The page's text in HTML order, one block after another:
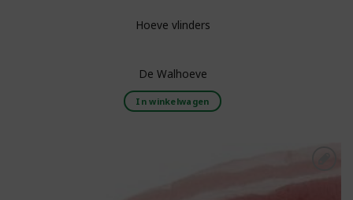
Hoeve vlinders
De Walhoeve
In winkelwagen
Toevoegen aan
boodschappenlijst